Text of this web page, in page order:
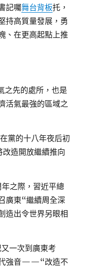
記囑舞台背板托，
持高質量發展，勇
、在更高起點上推
之先的處所，也是
活氣最強的區域之
黨的十八年夜后初
造開放繼續推向
之際，習近平總
廣東“繼續周全深
造出令世界另眼相
一次到廣東考
代強音——“改造不